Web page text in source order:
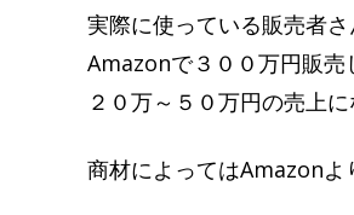
実際に使っている販売者さ
Amazonで３００万円販売
２０万～５０万円の売上に
商材によってはAmazonよ